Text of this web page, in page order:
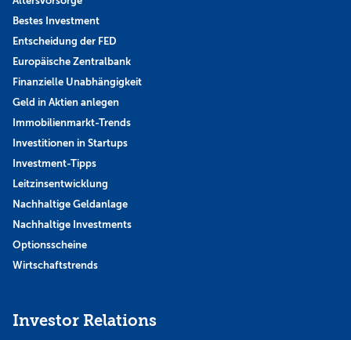
Bestes Investment
Entscheidung der FED
Europäische Zentralbank
Finanzielle Unabhängigkeit
Geld in Aktien anlegen
Immobilienmarkt-Trends
Investitionen in Startups
Investment-Tipps
Leitzinsentwicklung
Nachhaltige Geldanlage
Nachhaltige Investments
Optionsscheine
Wirtschaftstrends
Investor Relations